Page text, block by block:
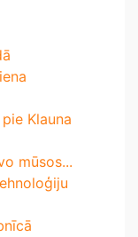
Klauna
mūsos...